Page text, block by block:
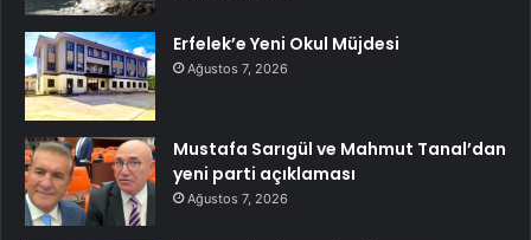
Erfelek’e Yeni Okul Müjdesi
Ağustos 7, 2026
Mustafa Sarıgül ve Mahmut Tanal’dan
yeni parti açıklaması
Ağustos 7, 2026